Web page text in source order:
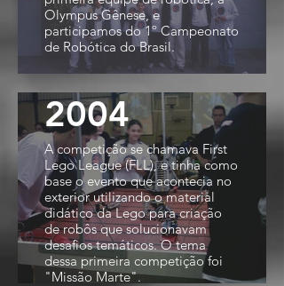
Olympus Gênese, e
participamos do 1º Campeonato
de Robótica do Brasil.
2004
A competição se chamava First
Lego League (FLL), e tinha como
base o evento que acontecia no
exterior utilizando o material
didático da Lego para criação
de robôs que solucionavam
desafios temáticos. O tema
dessa primeira competição foi
"Missão Marte".